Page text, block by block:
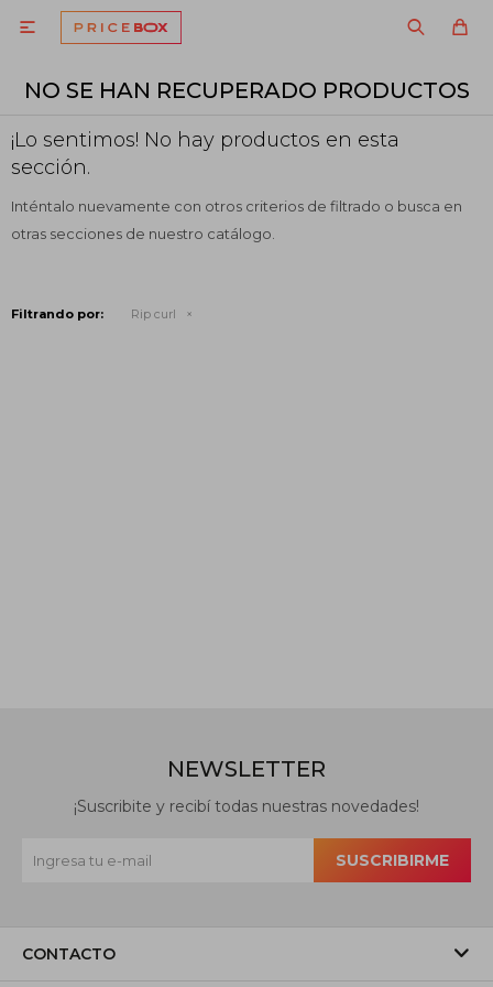

NO SE HAN RECUPERADO PRODUCTOS
¡Lo sentimos! No hay productos en esta
sección.
Inténtalo nuevamente con otros criterios de filtrado o busca en
otras secciones de nuestro catálogo.
Filtrando por: Rip curl
CONTACTO
NEWSLETTER
¡Suscribite y recibí todas nuestras novedades!
SUSCRIBIRME